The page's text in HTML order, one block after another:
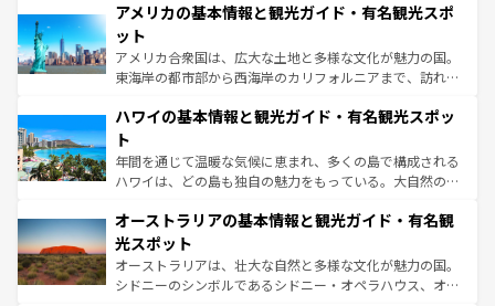
ンツ一覧を参照してほしい。
の建物がそのまま残る町や、スイスならではのユニークな
博物館もあり、アルプス観光だけでなく町歩きも満喫する
ことができる。国民の所得が高いため物価も高いが、旅行
者向けの交通パス提供のサービスもあり、うまく活用すれ
着のスイス情報はコンテンツ一覧を参照してほしい。
アメリカの基本情報と観光ガイド・有名観光スポ
ット
アメリカ合衆国は、広大な土地と多様な文化が魅力の国。
東海岸の都市部から西海岸のカリフォルニアまで、訪れる
のような巨大都市は、観光、ショッピング、エンターテイ
ンメントが詰まった刺激的なスポットだ。一方、アメリカ
西部には大自然が広がり、グランドキャニオンやイエロー
ストーン国立公園といった絶景が堪能できる。さらに、南
文化が魅力。旅行者はアメリカの各地域で異なる魅力を楽
しみながら、その多様性と豊かな歴史を感じることができ
るだろう。車でのロードトリップや列車の旅も、アメリカ
ならではの贅沢な旅のスタイルだ。 なお、新着のアメリカ
情報は コンテンツ一覧 を参照してほしい。
ハワイの基本情報と観光ガイド・有名観光スポッ
ト
年間を通じて温暖な気候に恵まれ、多くの島で構成される
ハワイは、どの島も独自の魅力をもっている。大自然の神
ワイ島は見逃せない。また、定番の観光地といえばオアフ
島だが、静かな自然を求めるならマウイ島やカウアイ島が
おすすめ。エメラルドグリーンに輝く海をはじめ、豊かな
文化や歴史が息づいている。「アロハスピリット」と呼ば
オーストラリアの基本情報と観光ガイド・有名観
光スポット
オーストラリアは、壮大な自然と多様な文化が魅力の国。
シドニーのシンボルであるシドニー・オペラハウス、オー